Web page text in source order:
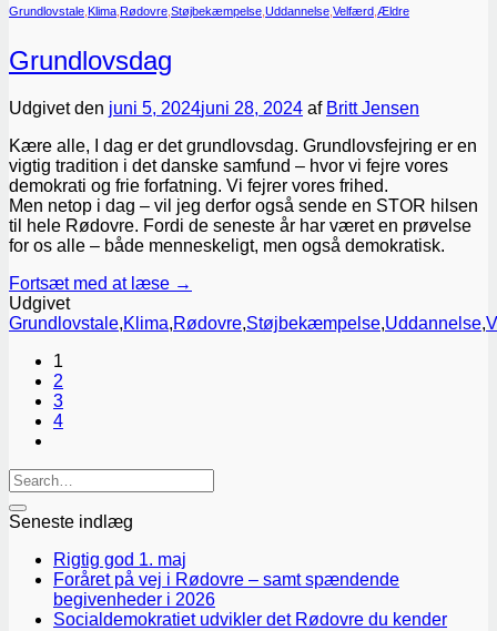
Grundlovstale, Klima, Rødovre,Støjbekæmpelse,Uddannelse,Velfærd,Ældre
Grundlovsdag
Udgivet den juni 5, 2024juni 28, 2024 af Britt Jensen
Kære alle, I dag er det grundlovsdag. Grundlovsfejring er en
vigtig tradition i det danske samfund – hvor vi fejre vores
demokrati og frie forfatning. Vi fejrer vores frihed.
Men netop i dag – vil jeg derfor også sende en STOR hilsen
til hele Rødovre. Fordi de seneste år har været en prøvelse
for os alle – både menneskeligt, men også demokratisk.
Fortsæt med at læse →
Udgivet
Grundlovstale,Klima,Rødovre,Støjbekæmpelse,Uddannelse,
1
2
3
4
Seneste indlæg
Rigtig god 1. maj
Foråret på vej i Rødovre – samt spændende
begivenheder i 2026
Socialdemokratiet udvikler det Rødovre du kender